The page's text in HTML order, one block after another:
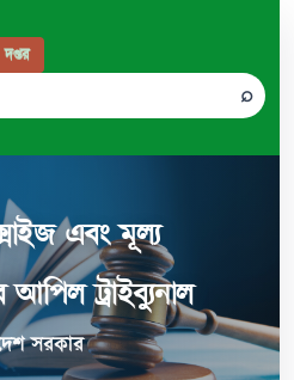
দপ্তর
⌕
এবং মূল্য
ট্রাইব্যুনাল
সরকার